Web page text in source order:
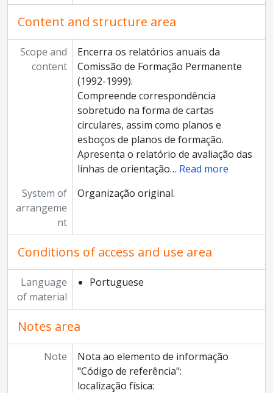
Content and structure area
Scope and
content
Encerra os relatórios anuais da
Comissão de Formação Permanente
(1992-1999).
Compreende correspondência
sobretudo na forma de cartas
circulares, assim como planos e
esboços de planos de formação.
Apresenta o relatório de avaliação das
linhas de orientação… Read more
System of
arrangeme
nt
Organização original.
Conditions of access and use area
Language
of material
Portuguese
Notes area
Note
Nota ao elemento de informação
"Código de referência":
localização física: